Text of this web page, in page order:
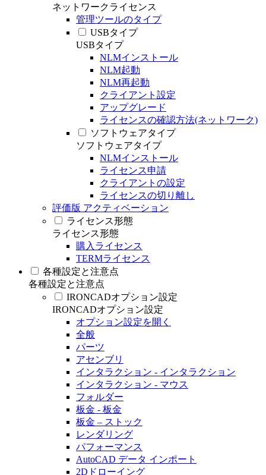
ネットワークライセンス
管理ツールのタイプ
USBタイプ
USBタイプ
NLMインストール
NLM起動
NLM再起動
クライアント設定
アップグレード
ライセンスの確認方法(ネットワーク)
ソフトウェアタイプ
ソフトウェアタイプ
NLMインストール
ライセンス申請
クライアントの設定
ライセンスの切り離し
評価版 アクティベーション
ライセンス形態
ライセンス形態
購入ライセンス
TERMライセンス
各種設定と注意点
各種設定と注意点
IRONCADオプション設定
IRONCADオプション設定
オプション設定を開く
全般
パーツ
アセンブリ
インタラクション - インタラクション
インタラクション - マウス
フォルダー
板金 - 板金
板金 – ストック
レンダリング
パフォーマンス
AutoCAD データ インポート
2Dドローイング